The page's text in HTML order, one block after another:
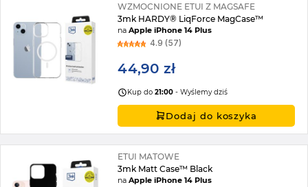
WZMOCNIONE ETUI Z MAGSAFE
3mk HARDY® LiqForce MagCase™
naApple iPhone 14 Plus
4.9 (57)
44,90 zł
Kup do21:00 - Wyślemy dziś
Dodaj do koszyka
ETUI MATOWE
3mk Matt Case™ Black
naApple iPhone 14 Plus